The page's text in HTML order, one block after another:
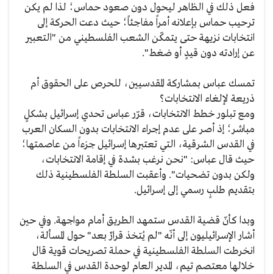
فعل ذلك في الظاهر ليحول دون صعود حماس؛ لذا لم يكن
ترحيب حماس بإعلانه أمراً مفاجئاً؛ حيث دعت الحركة إلى
انتخابات نزيهة حتى يتمكّن الشعب الفلسطيني من "التعبير
عن إرادته دون قيدٍ أو ضغط".
تمسك عباس بمشاركة المقدسيين، للحرص على الحقوق أم
ذريعة لإلغاء الانتخابات؟
ومع تبلور خطط الانتخابات، قرّر عباس تحدي إسرائيل بشكلٍ
مباشر؛ إذ أصر على عدم إجراء الانتخابات بدون السكان العرب
في القدس الشرقية، التي تعتبرها إسرائيل جزءاً من عاصمتها؛
حيث قال عباس: "نحن نرغب بشدة في إقامة الانتخابات،
ولكن بدون تضحيات". وأعقبت السلطة الفلسطينية ذلك
بتقديم طلبٍ رسمي إلى إسرائيل.
وبدا كأنّ قضية القدس ستمهد الطريق أمام مواجهة. وفي حين
أشار الإسرائيليون إلى أنّه "لم يُتخذ قرارٌ بعد" حول المسألة،
انخرطت السلطة الفلسطينية في حملة تصريحات قوية قال
خلالها معتصم تيم، المدير العام لوحدة القدس في السلطة